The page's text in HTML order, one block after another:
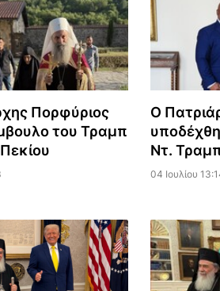
Πορφύριος
του Τραμπ
Ο
Ντ.
04 Ιουλίου